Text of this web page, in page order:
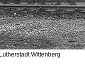
Wittenberg